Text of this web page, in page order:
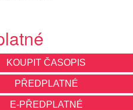
KOUPIT ČASOPIS
PŘEDPLATNÉ
E-PŘEDPLATNÉ